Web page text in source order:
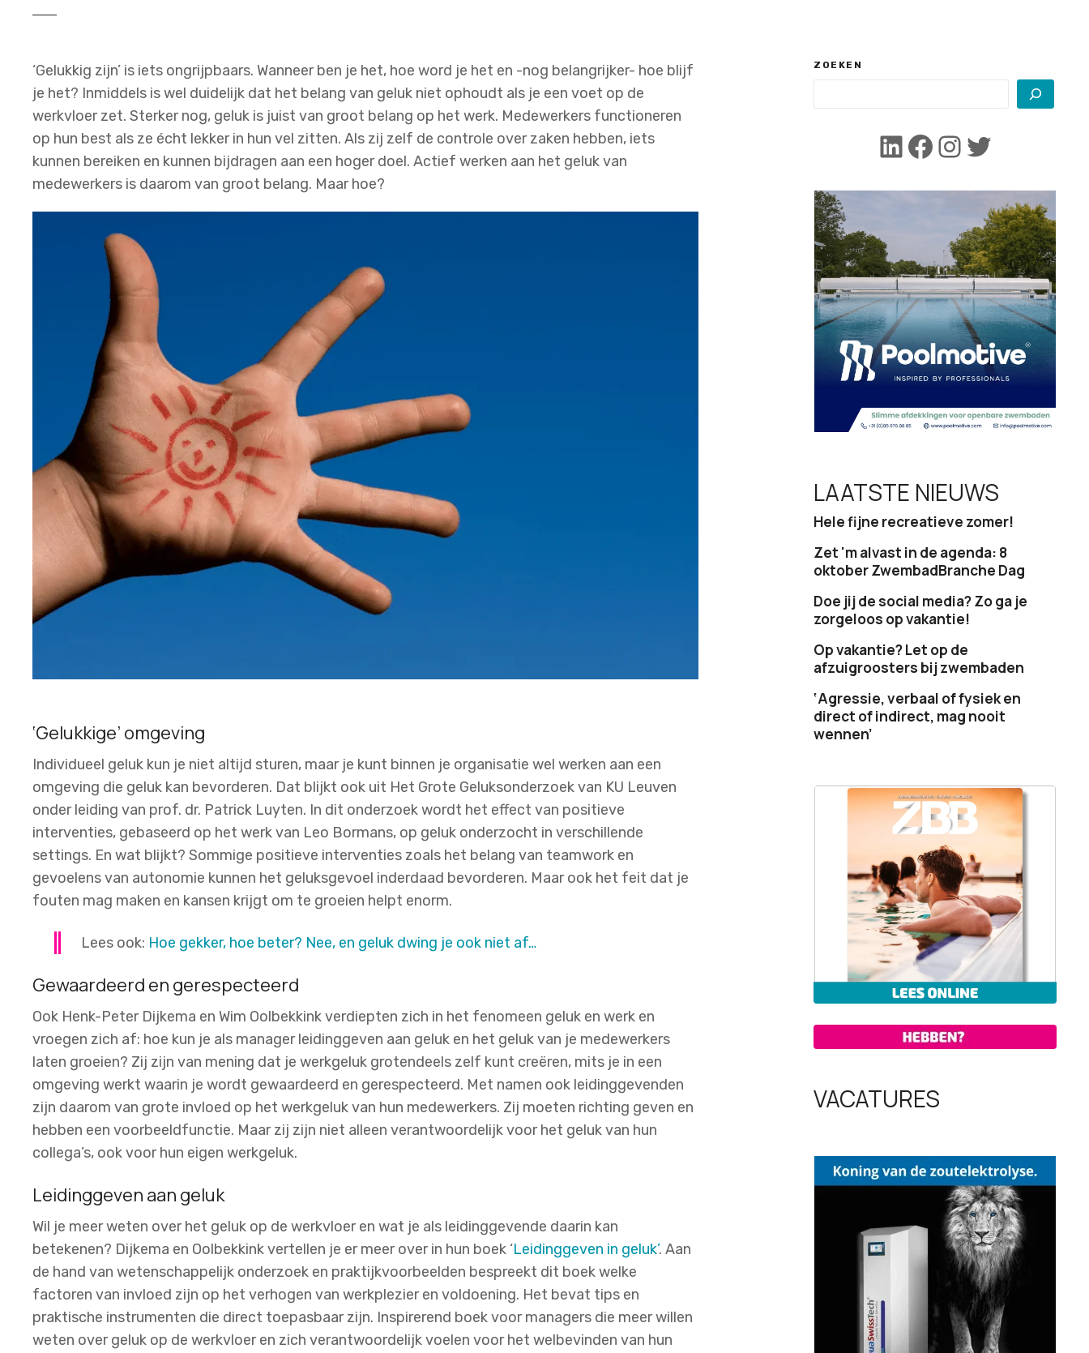
‘Gelukkig zijn’ is iets ongrijpbaars. Wanneer ben je het, hoe word je het en -nog belangrijker- hoe blijf
je het? Inmiddels is wel duidelijk dat het belang van geluk niet ophoudt als je een voet op de
werkvloer zet. Sterker nog, geluk is juist van groot belang op het werk. Medewerkers functioneren
op hun best als ze écht lekker in hun vel zitten. Als zij zelf de controle over zaken hebben, iets
kunnen bereiken en kunnen bijdragen aan een hoger doel. Actief werken aan het geluk van
medewerkers is daarom van groot belang. Maar hoe?
‘Gelukkige’ omgeving
Individueel geluk kun je niet altijd sturen, maar je kunt binnen je organisatie wel werken aan een
omgeving die geluk kan bevorderen. Dat blijkt ook uit Het Grote Geluksonderzoek van KU Leuven
onder leiding van prof. dr. Patrick Luyten. In dit onderzoek wordt het effect van positieve
interventies, gebaseerd op het werk van Leo Bormans, op geluk onderzocht in verschillende
settings. En wat blijkt? Sommige positieve interventies zoals het belang van teamwork en
gevoelens van autonomie kunnen het geluksgevoel inderdaad bevorderen. Maar ook het feit dat je
fouten mag maken en kansen krijgt om te groeien helpt enorm.
Lees ook: Hoe gekker, hoe beter? Nee, en geluk dwing je ook niet af…
Gewaardeerd en gerespecteerd
Ook Henk-Peter Dijkema en Wim Oolbekkink verdiepten zich in het fenomeen geluk en werk en
vroegen zich af: hoe kun je als manager leidinggeven aan geluk en het geluk van je medewerkers
laten groeien? Zij zijn van mening dat je werkgeluk grotendeels zelf kunt creëren, mits je in een
omgeving werkt waarin je wordt gewaardeerd en gerespecteerd. Met namen ook leidinggevenden
zijn daarom van grote invloed op het werkgeluk van hun medewerkers. Zij moeten richting geven en
hebben een voorbeeldfunctie. Maar zij zijn niet alleen verantwoordelijk voor het geluk van hun
collega’s, ook voor hun eigen werkgeluk.
Leidinggeven aan geluk
Wil je meer weten over het geluk op de werkvloer en wat je als leidinggevende daarin kan
betekenen? Dijkema en Oolbekkink vertellen je er meer over in hun boek ‘Leidinggeven in geluk’. Aan
de hand van wetenschappelijk onderzoek en praktijkvoorbeelden bespreekt dit boek welke
factoren van invloed zijn op het verhogen van werkplezier en voldoening. Het bevat tips en
praktische instrumenten die direct toepasbaar zijn. Inspirerend boek voor managers die meer willen
weten over geluk op de werkvloer en zich verantwoordelijk voelen voor het welbevinden van hun
ZOEKEN
LinkedIn Facebook Instagram Twitter
LAATSTE NIEUWS
Hele fijne recreatieve zomer!
Zet 'm alvast in de agenda: 8
oktober ZwembadBranche Dag
Doe jij de social media? Zo ga je
zorgeloos op vakantie!
Op vakantie? Let op de
afzuigroosters bij zwembaden
‘Agressie, verbaal of fysiek en
direct of indirect, mag nooit
wennen’
VACATURES